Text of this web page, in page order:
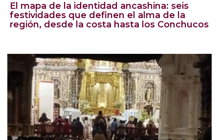
El mapa de la identidad ancashina: seis
festividades que definen el alma de la
región, desde la costa hasta los Conchucos